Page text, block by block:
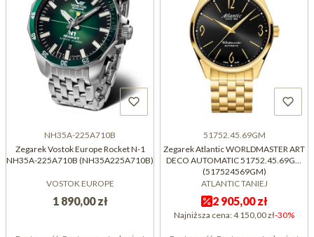
NH35A-225A710B
Zegarek Vostok Europe Rocket N-1
NH35A-225A710B (NH35A225A710B)
VOSTOK EUROPE
1 890,00 zł
51752.45.69GM
Zegarek Atlantic WORLDMASTER ART
DECO AUTOMATIC 51752.45.69GM
(517524569GM)
ATLANTIC TANIEJ
2 905,00 zł
Najniższa cena:4 150,00 zł-30%